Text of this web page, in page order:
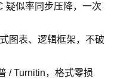
疑似率同步压降，一次
图表、逻辑框架，不破
/ Turnitin，格式零损